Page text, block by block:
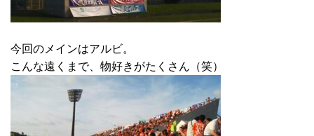
今回のメインはアルビ。
こんな遠くまで、物好きがたくさん（笑）